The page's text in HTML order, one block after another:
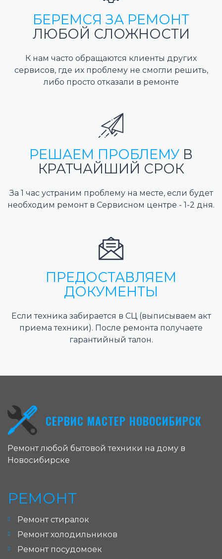
БЕРЕМСЯ ЗА РЕМОНТ
ЛЮБОЙ СЛОЖНОСТИ
К нам часто обращаются клиенты других
сервисов, где их проблему не смогли решить,
либо просто отказали в ремонте
РЕШАЕМ ПРОБЛЕМУ В
КРАТЧАЙШИЙ СРОК
За 1 час устраним проблему на месте, если будет
необходим ремонт в Сервисном центре - 1-2 дня.
ПРЕДОСТАВЛЯЕМ
ДОКУМЕНТЫ
Если техника забирается в СЦ (выписываем акт
приема техники). После ремонта получаете
гарантийный талон.
СЕРВИС МАСТЕР НОВОСИБИРСК
Ремонт любой бытовой техники на дому в
Новосибирске
РЕМОНТ
Ремонт стиралок
Ремонт холодильников
Ремонт посудомоек